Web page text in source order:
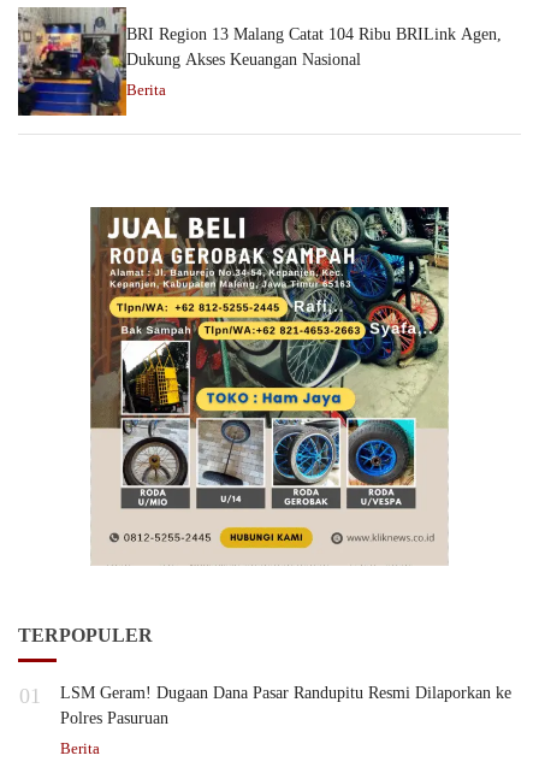
BRI Region 13 Malang Catat 104 Ribu BRILink Agen,
Dukung Akses Keuangan Nasional
Berita
TERPOPULER
01
LSM Geram! Dugaan Dana Pasar Randupitu Resmi Dilaporkan ke
Polres Pasuruan
Berita